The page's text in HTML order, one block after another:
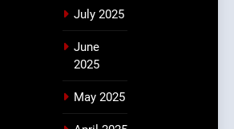
July 2025
June
2025
May 2025